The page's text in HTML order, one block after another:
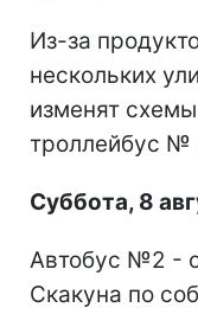
Из-за
нескольких
изменят
троллейбус №
Суббота, 8
Автобус №2 -
Скакуна по